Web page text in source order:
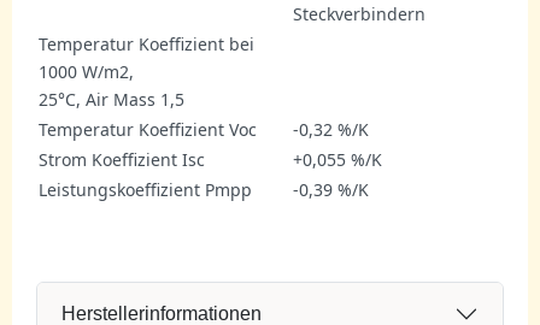
Steckverbindern
Temperatur Koeffizient bei
1000 W/m2,
25°C, Air Mass 1,5
Temperatur Koeffizient Voc
-0,32 %/K
Strom Koeffizient Isc
+0,055 %/K
Leistungskoeffizient Pmpp
-0,39 %/K
Herstellerinformationen